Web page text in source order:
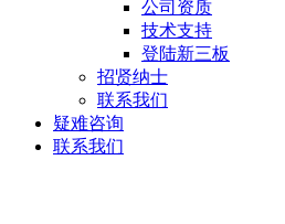
公司资质
技术支持
登陆新三板
招贤纳士
联系我们
疑难咨询
联系我们